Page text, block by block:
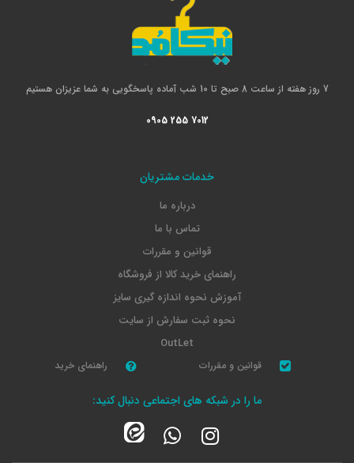
7 روز هفته از ساعت 8 صبح تا 10 شب آماده پاسخگویی به شما عزیزان هستیم
0905 255 7012
خدمات مشتریان
درباره ما
تماس با ما
قوانین و مقررات
راهنمای خرید کالا از فروشگاه
آموزش نحوه اندازه گیری سایز
نحوه ثبت سفارش از سایت
OutLet
قوانین و مقررات راهنمای خرید
ما را در شبکه های اجتماعی دنبال کنید: